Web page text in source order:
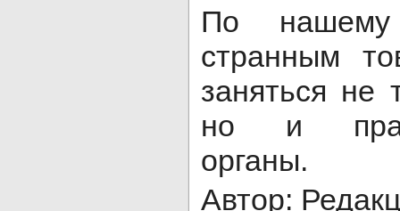
По
странным
заняться не
но и
органы.
Автор: